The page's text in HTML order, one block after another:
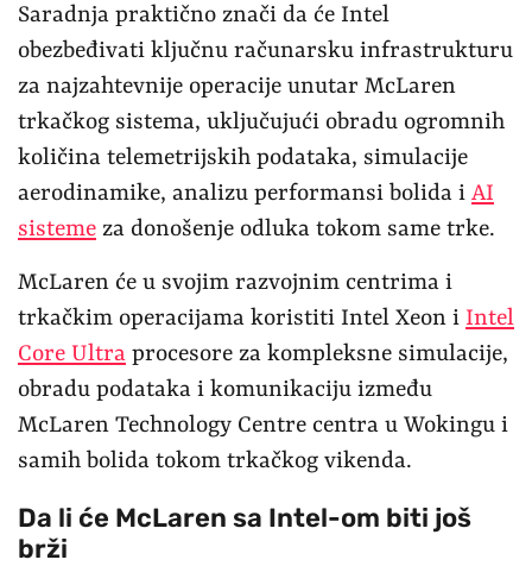
Saradnja praktično znači da će Intel
obezbeđivati ključnu računarsku infrastrukturu
za najzahtevnije operacije unutar McLaren
trkačkog sistema, uključujući obradu ogromnih
količina telemetrijskih podataka, simulacije
aerodinamike, analizu performansi bolida i AI
sisteme za donošenje odluka tokom same trke.
McLaren će u svojim razvojnim centrima i
trkačkim operacijama koristiti Intel Xeon i Intel
Core Ultra procesore za kompleksne simulacije,
obradu podataka i komunikaciju između
McLaren Technology Centre centra u Wokingu i
samih bolida tokom trkačkog vikenda.
Da li će McLaren sa Intel-om biti još
brži